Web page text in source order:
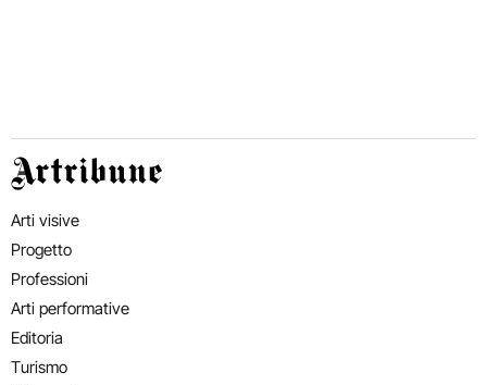
Artribune
Arti visive
Progetto
Professioni
Arti performative
Editoria
Turismo